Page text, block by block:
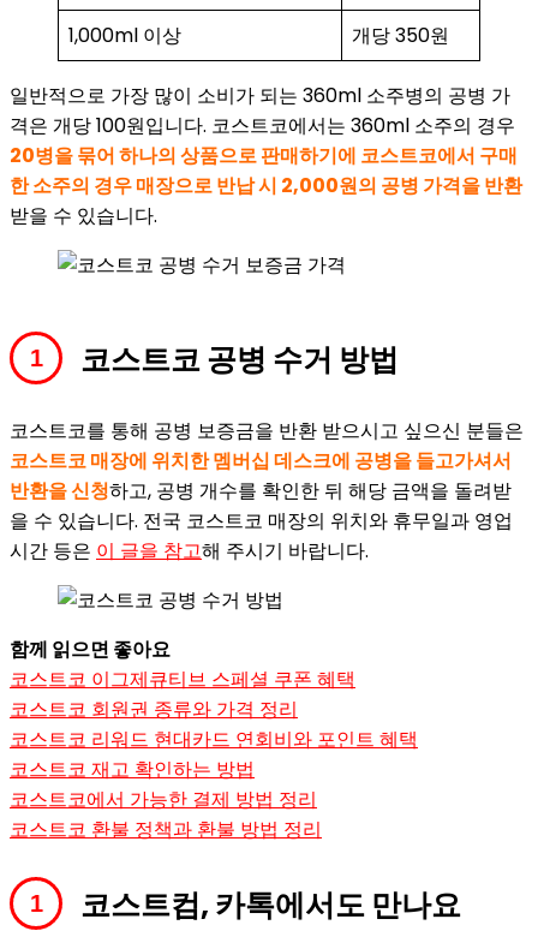
1,000ml 이상
개당 350원
일반적으로 가장 많이 소비가 되는 360ml 소주병의 공병 가
격은 개당 100원입니다. 코스트코에서는 360ml 소주의 경우
20병을 묶어 하나의 상품으로 판매하기에 코스트코에서 구매
한 소주의 경우 매장으로 반납 시 2,000원의 공병 가격을 반환
받을 수 있습니다.
코스트코 공병 수거 방법
코스트코를 통해 공병 보증금을 반환 받으시고 싶으신 분들은
코스트코 매장에 위치한 멤버십 데스크에 공병을 들고가셔서
반환을 신청하고, 공병 개수를 확인한 뒤 해당 금액을 돌려받
을 수 있습니다. 전국 코스트코 매장의 위치와 휴무일과 영업
시간 등은 이 글을 참고해 주시기 바랍니다.
함께 읽으면 좋아요
코스트코 이그제큐티브 스페셜 쿠폰 혜택
코스트코 회원권 종류와 가격 정리
코스트코 리워드 현대카드 연회비와 포인트 혜택
코스트코 재고 확인하는 방법
코스트코에서 가능한 결제 방법 정리
코스트코 환불 정책과 환불 방법 정리
코스트컴, 카톡에서도 만나요